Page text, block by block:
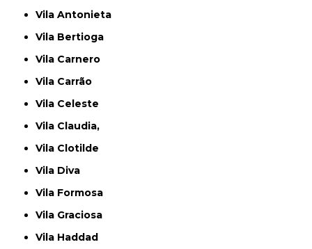
Vila Antonieta
Vila Bertioga
Vila Carnero
Vila Carrão
Vila Celeste
Vila Claudia,
Vila Clotilde
Vila Diva
Vila Formosa
Vila Graciosa
Vila Haddad